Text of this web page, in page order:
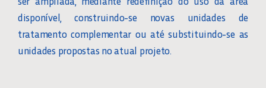
disponível, construindo-se novas unidades de
tratamento complementar ou até substituindo-se as
unidades propostas no atual projeto.